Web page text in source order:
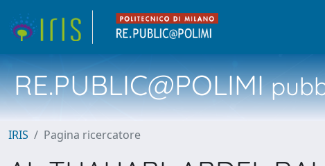
RE.PUBLIC@POLIMI
IRIS Pagina ricercatore